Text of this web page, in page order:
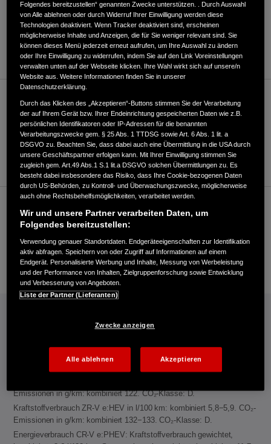
ROUTENPLANUNG
WEBSITE
Verkauf
+49391608760
Händler kontaktieren
Kundenservice
+49391608760
E-Mail
Kraftstoffverbrauch Jazz e:HEV in l/100 km: kombiniert 4,6−4,8. CO₂-
Kraftstoffverbrauch Civic e:HEV in l/100 km: kombiniert 4,8−5,1. CO₂-
Emissionen in g/km: kombiniert 122. CO₂-Klasse: D.
Kraftstoffverbrauch ZR-V e:HEV in l/100 km: kombiniert 5,8−5,9. CO₂-
Emissionen in g/km: kombiniert 132−133. CO₂-Klasse: D.
Energieverbrauch CR-V e:PHEV: Kraftstoffverbrauch gewichtet,
Folgendes bereitzustellen“ genannten Zwecke unterstützen. . Durch Auswahl
von Alle ablehnen oder durch Widerruf Ihrer Einwilligung werden diese
Technologien deaktiviert. Wenn Tracker deaktiviert sind, erscheinen
möglicherweise Inhalte und Anzeigen, die für Sie weniger relevant sind. Sie
können dieses Menü jederzeit erneut aufrufen, um Ihre Auswahl zu ändern
oder Ihre Einwilligung zu widerrufen, indem Sie auf den Link Voreinstellungen
verwalten unten auf der Webseite klicken. Ihre Wahl wirkt sich auf unsere/n
Website aus. Weitere Informationen finden Sie in unserer
Datenschutzerklärung.
Durch das Klicken des „Akzeptieren“-Buttons stimmen Sie der Verarbeitung
der auf Ihrem Gerät bzw. Ihrer Endeinrichtung gespeicherten Daten wie z.B.
persönlichen Identifikatoren oder IP-Adressen für die benannten
Verarbeitungszwecke gem. § 25 Abs. 1 TTDSG sowie Art. 6 Abs. 1 lit. a
DSGVO zu. Beachten Sie, dass dabei auch eine Übermittlung in die USA durch
unsere Geschäftspartner erfolgen kann. Mit Ihrer Einwilligung stimmen Sie
zugleich gem. Art.49 Abs.1 S.1 lit.a DSGVO solchen Übermittlungen zu. Es
besteht dabei insbesondere das Risiko, dass Ihre Cookie-bezogenen Daten
durch US-Behörden, zu Kontroll- und Überwachungszwecke, möglicherweise
auch ohne Rechtsbehelfsmöglichkeiten, verarbeitet werden.
Wir und unsere Partner verarbeiten Daten, um
Folgendes bereitzustellen:
Verwendung genauer Standortdaten. Endgeräteeigenschaften zur Identifikation
aktiv abfragen. Speichern von oder Zugriff auf Informationen auf einem
Endgerät. Personalisierte Werbung und Inhalte, Messung von Werbeleistung
und der Performance von Inhalten, Zielgruppenforschung sowie Entwicklung
und Verbesserung von Angeboten.
Liste der Partner (Lieferanten)
Zwecke anzeigen
Alle ablehnen Akzeptieren